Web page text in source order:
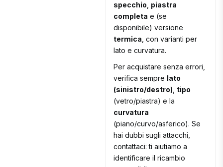
specchio piastra
completa e (se
disponibile) versione
termica , con varianti per
lato e curvatura.
Per acquistare senza errori,
verifica sempre lato
(sinistro/destro) tipo
(vetro/piastra) e la
curvatura
(piano/curvo/asferico). Se
hai dubbi sugli attacchi,
contattaci: ti aiutiamo a
identificare il ricambio